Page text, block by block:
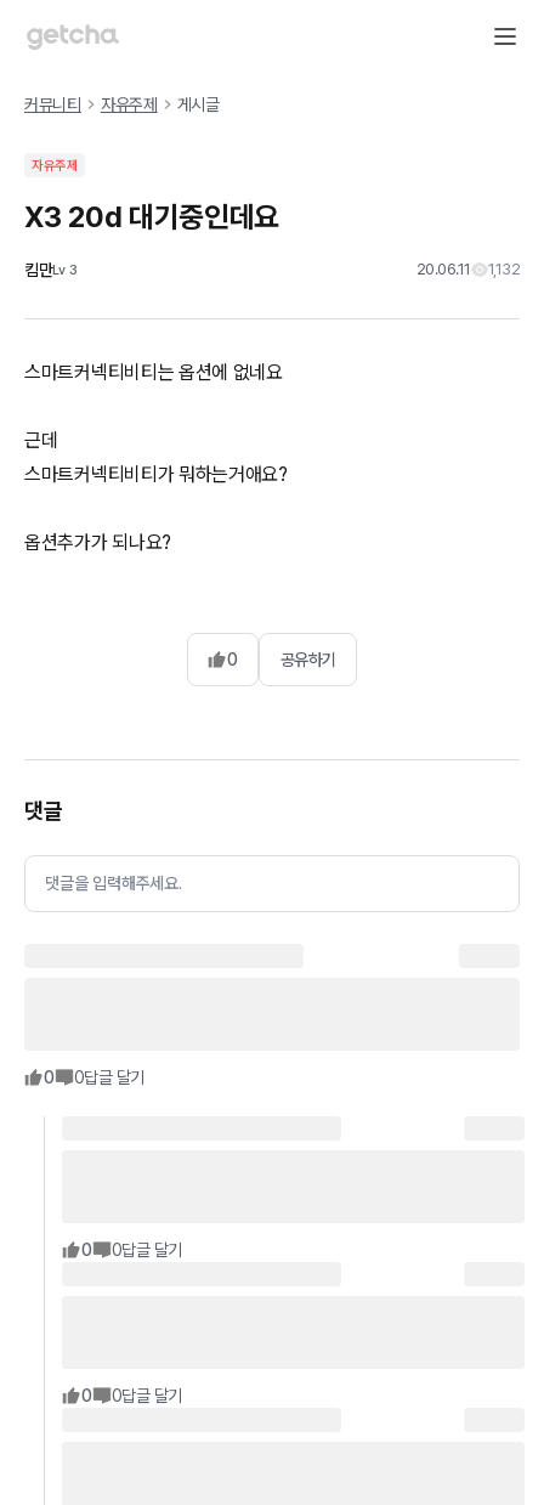
커뮤니티 자유주제 게시글
자유주제
X3 20d 대기중인데요
킴만Lv 3 20.06.11 1,132
스마트커넥티비티는 옵션에 없네요
근데
스마트커넥티비티가 뭐하는거애요?
옵션추가가 되나요?
0 공유하기
댓글
댓글을 입력해주세요.
0 0답글 달기
0 0답글 달기
0 0답글 달기